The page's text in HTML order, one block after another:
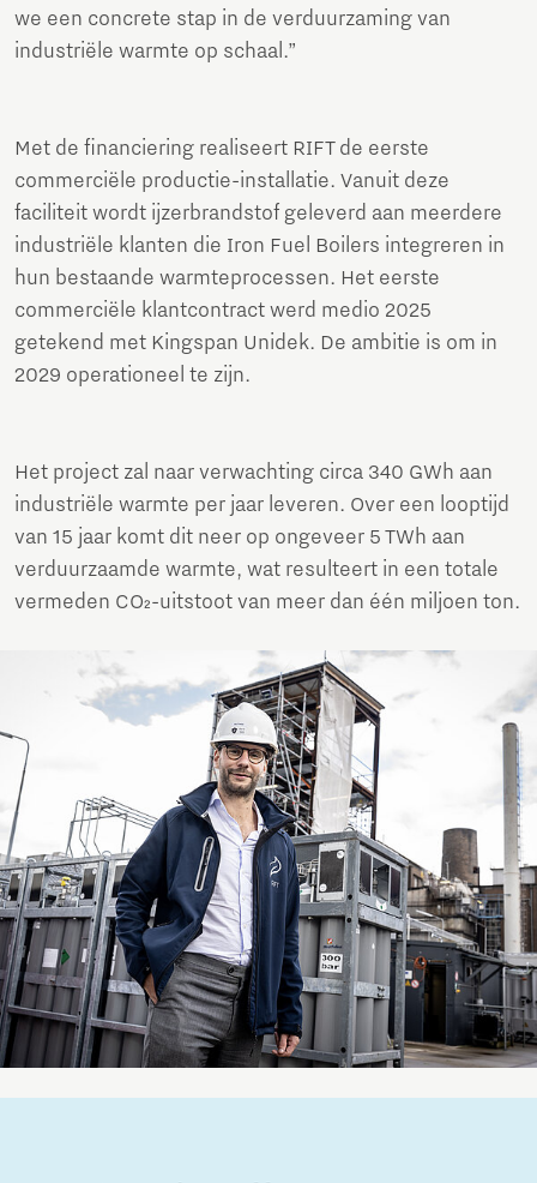
we een concrete stap in de verduurzaming van
industriële warmte op schaal.”
Met de financiering realiseert RIFT de eerste
commerciële productie-installatie. Vanuit deze
faciliteit wordt ijzerbrandstof geleverd aan meerdere
industriële klanten die Iron Fuel Boilers integreren in
hun bestaande warmteprocessen. Het eerste
commerciële klantcontract werd medio 2025
getekend met Kingspan Unidek. De ambitie is om in
2029 operationeel te zijn.
Het project zal naar verwachting circa 340 GWh aan
industriële warmte per jaar leveren. Over een looptijd
van 15 jaar komt dit neer op ongeveer 5 TWh aan
verduurzaamde warmte, wat resulteert in een totale
vermeden CO₂-uitstoot van meer dan één miljoen ton.